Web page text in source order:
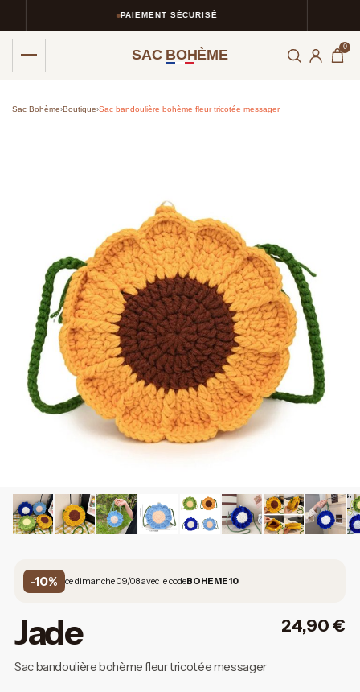
PAIEMENT SÉCURISÉ
SAC BOHÈME 0
Sac Bohème›Boutique›Sac bandoulière bohème fleur tricotée messager
-10% ce dimanche 09/08 avec le codeBOHEME10
Jade 24,90€
Sac bandoulière bohème fleur tricotée messager